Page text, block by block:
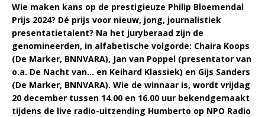
Wie maken kans op de prestigieuze Philip Bloemendal
Prijs 2024? Dé prijs voor nieuw, jong, journalistiek
presentatietalent? Na het juryberaad zijn de
genomineerden, in alfabetische volgorde: Chaira Koops
(De Marker, BNNVARA), Jan van Poppel (presentator van
o.a. De Nacht van… en Keihard Klassiek) en Gijs Sanders
(De Marker, BNNVARA). Wie de winnaar is, wordt vrijdag
20 december tussen 14.00 en 16.00 uur bekendgemaakt
tijdens de live radio-uitzending Humberto op NPO Radio